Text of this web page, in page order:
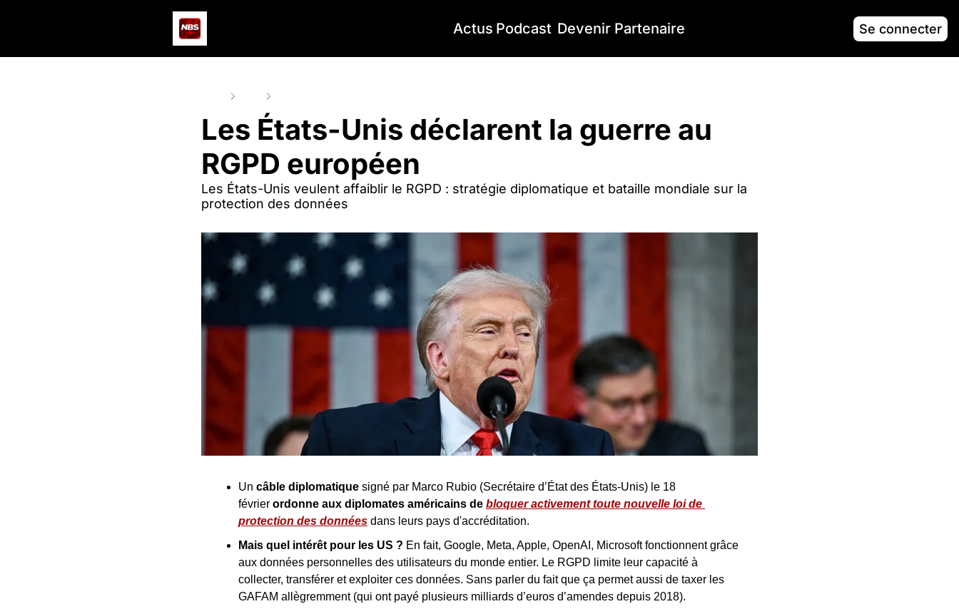
Actus Podcast Devenir Partenaire Se connecter
Les États-Unis déclarent la guerre au
RGPD européen
Les États-Unis veulent affaiblir le RGPD : stratégie diplomatique et bataille mondiale sur la
protection des données
Un câble diplomatique signé par Marco Rubio (Secrétaire d’État des États-Unis) le 18
février ordonne aux diplomates américains de bloquer activement toute nouvelle loi de
protection des données dans leurs pays d'accréditation.
Mais quel intérêt pour les US ? En fait, Google, Meta, Apple, OpenAI, Microsoft fonctionnent grâce
aux données personnelles des utilisateurs du monde entier. Le RGPD limite leur capacité à
collecter, transférer et exploiter ces données. Sans parler du fait que ça permet aussi de taxer les
GAFAM allègremment (qui ont payé plusieurs milliards d’euros d’amendes depuis 2018).